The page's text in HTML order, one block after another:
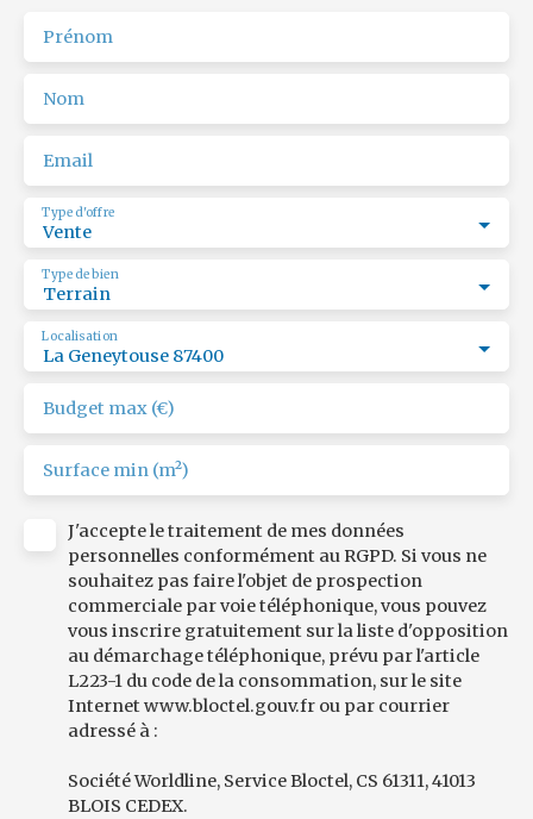
Prénom
Nom
Email
Vente
Type d'offre
Terrain
Type de bien
La Geneytouse 87400
Localisation
Budget max (€)
Surface min (m²)
J'accepte le traitement de mes données
personnelles conformément au RGPD. Si vous ne
souhaitez pas faire l'objet de prospection
commerciale par voie téléphonique, vous pouvez
vous inscrire gratuitement sur la liste d'opposition
au démarchage téléphonique, prévu par l'article
L223-1 du code de la consommation, sur le site
Internet www.bloctel.gouv.fr ou par courrier
adressé à :
Société Worldline, Service Bloctel, CS 61311, 41013
BLOIS CEDEX.